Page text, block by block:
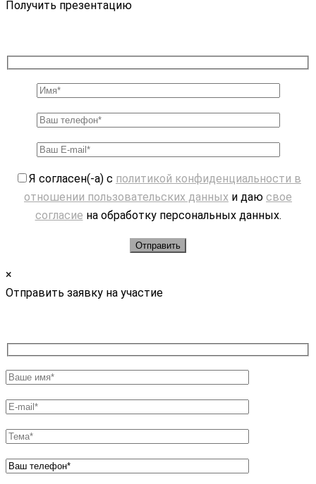
Получить презентацию
Я согласен(-а) с политикой конфиденциальности в
отношении пользовательских данных и даю свое
согласие на обработку персональных данных.
×
Отправить заявку на участие